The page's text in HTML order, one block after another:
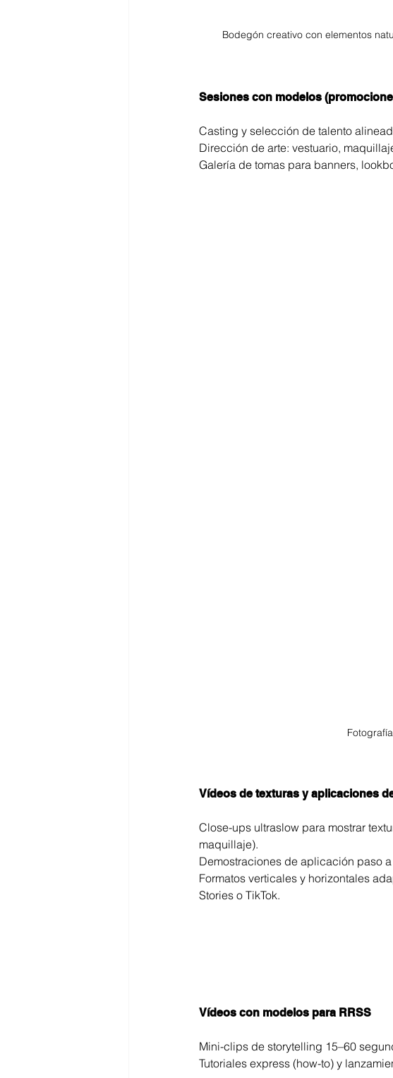
Bodegón creativo con elementos
Sesiones con modelos
Casting y selección de talento
Dirección de arte: vestuario,
Galería de tomas para banners,
Vídeos de texturas y aplicaciones
Close-ups ultraslow para mostrar
maquillaje).
Demostraciones de aplicación paso
Formatos verticales y horizontales
Stories o TikTok.
Vídeos con modelos para RRSS
Mini-clips de storytelling 15–60
Tutoriales express (how-to) y